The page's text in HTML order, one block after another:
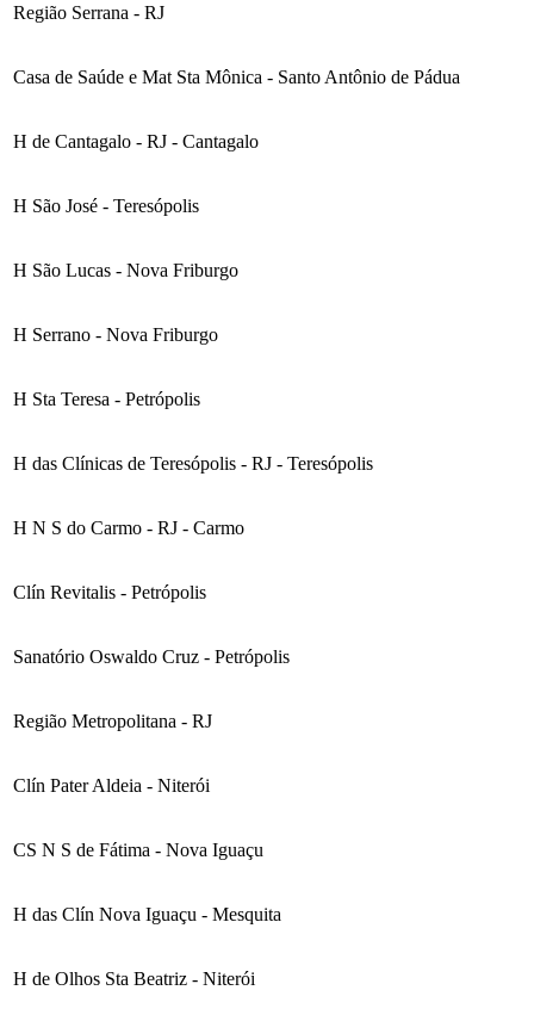
Região Serrana - RJ
Casa de Saúde e Mat Sta Mônica - Santo Antônio de Pádua
H de Cantagalo - RJ - Cantagalo
H São José - Teresópolis
H São Lucas - Nova Friburgo
H Serrano - Nova Friburgo
H Sta Teresa - Petrópolis
H das Clínicas de Teresópolis - RJ - Teresópolis
H N S do Carmo - RJ - Carmo
Clín Revitalis - Petrópolis
Sanatório Oswaldo Cruz - Petrópolis
Região Metropolitana - RJ
Clín Pater Aldeia - Niterói
CS N S de Fátima - Nova Iguaçu
H das Clín Nova Iguaçu - Mesquita
H de Olhos Sta Beatriz - Niterói